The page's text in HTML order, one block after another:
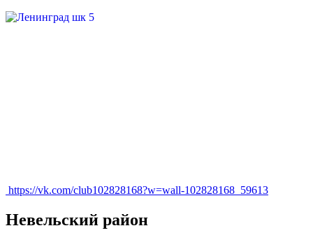
https://vk.com/club102828168?w=wall-102828168_59613
Невельский район